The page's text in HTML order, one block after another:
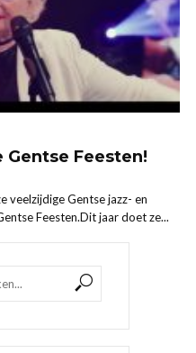
Feesten!
veelzijdige Gentse jazz- en
Feesten.Dit jaar doet ze...